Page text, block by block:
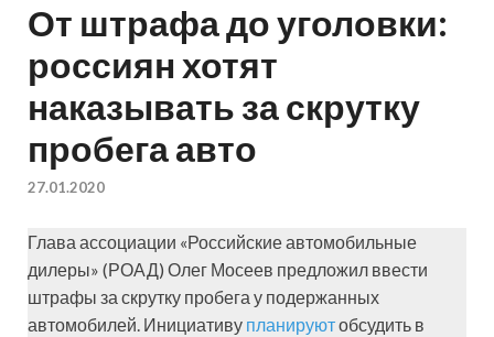
От штрафа до уголовки:
россиян хотят
наказывать за скрутку
пробега авто
27.01.2020
Глава ассоциации «Российские автомобильные
дилеры» (РОАД) Олег Мосеев предложил ввести
штрафы за скрутку пробега у подержанных
автомобилей. Инициативу планируютобсудить в